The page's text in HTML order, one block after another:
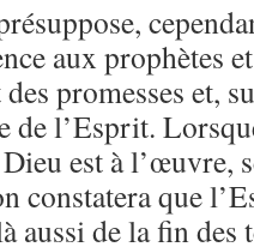
aux prophètes
promesses et,
de l’Esprit.
est à l’œuvre,
constatera que
aussi de la fin